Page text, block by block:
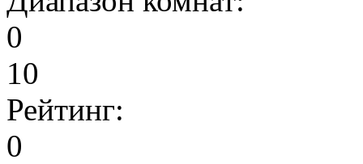
0
10
Рейтинг:
0